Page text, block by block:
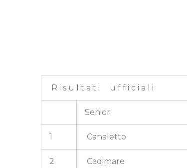
R i s u l t a t i u f f i c i a l i
Senior
1 Canaletto
2 Cadimare